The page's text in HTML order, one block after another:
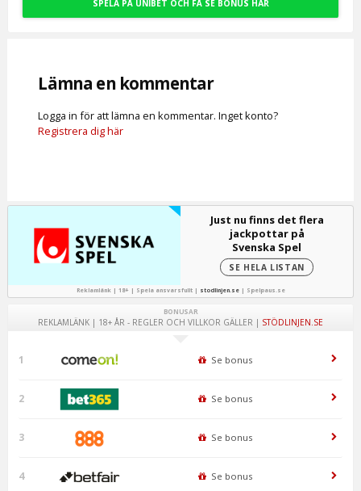
SPELA PÅ UNIBET OCH FÅ SE BONUS HÄR
Lämna en kommentar
Logga in för att lämna en kommentar. Inget konto?
Registrera dig här
Just nu finns det flera
jackpottar på
Svenska Spel
SE HELA LISTAN
Reklamlänk | 18+ | Spela ansvarsfullt | stodlinjen.se| Spelpaus.se
BONUSAR
REKLAMLÄNK | 18+ ÅR - REGLER OCH VILLKOR GÄLLER | STÖDLINJEN.SE
1 Se bonus
2 Se bonus
3 Se bonus
4 Se bonus